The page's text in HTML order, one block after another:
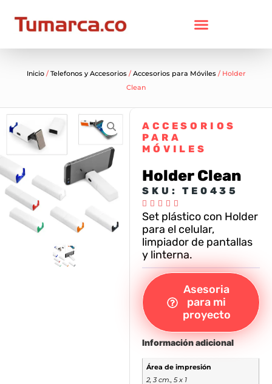
Inicio/ Telefonos y Accesorios/ Accesorios para Móviles/ Holder
Clean
ACCESORIOS
PARA
MÓVILES
Holder Clean
SKU: TE0435
    
Set plástico con Holder
para el celular,
limpiador de pantallas
y linterna.
Asesoria
para mi
proyecto
Información adicional
Área de impresión
2, 3 cm., 5 x 1